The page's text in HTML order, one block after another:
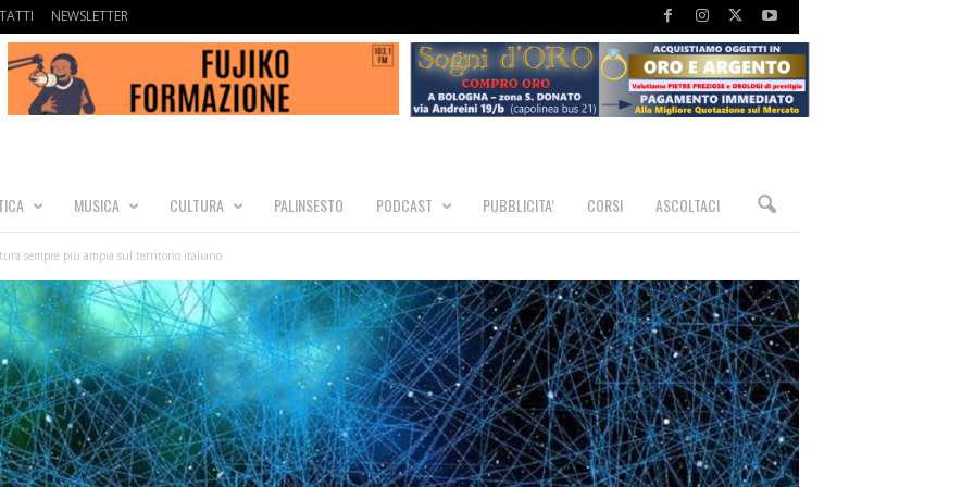
NEWSLETTER
MUSICA CULTURA PALINSESTO PODCAST PUBBLICITA’ CORSI ASCOLTACI
sempre più ampia sul territorio italiano